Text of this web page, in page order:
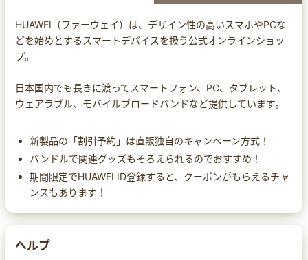
HUAWEI（ファーウェイ）は、デザイン性の高いスマホやPCな
どを始めとするスマートデバイスを扱う公式オンラインショッ
プ。
日本国内でも長きに渡ってスマートフォン、PC、タブレット、
ウェアラブル、モバイルブロードバンドなど提供しています。
新製品の「割引予約」は直販独自のキャンペーン方式！
バンドルで関連グッズもそろえられるのでおすすめ！
期間限定でHUAWEI ID登録すると、クーポンがもらえるチャ
ンスもあります！
ヘルプ